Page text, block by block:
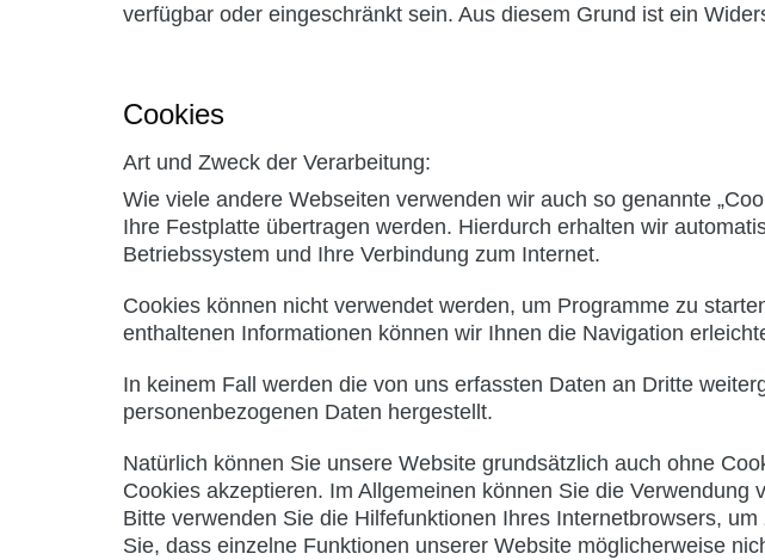
verfügbar oder eingeschränkt sein. Aus diesem Grund ist ein
Cookies
Art und Zweck der Verarbeitung:
Wie viele andere Webseiten verwenden wir auch so genannte
Ihre Festplatte übertragen werden. Hierdurch erhalten wir
Betriebssystem und Ihre Verbindung zum Internet.
Cookies können nicht verwendet werden, um Programme zu
enthaltenen Informationen können wir Ihnen die Navigation
In keinem Fall werden die von uns erfassten Daten an Dritte
personenbezogenen Daten hergestellt.
Natürlich können Sie unsere Website grundsätzlich auch ohne
Cookies akzeptieren. Im Allgemeinen können Sie die
Bitte verwenden Sie die Hilfefunktionen Ihres Internetbrowsers,
Sie, dass einzelne Funktionen unserer Website möglicherweise